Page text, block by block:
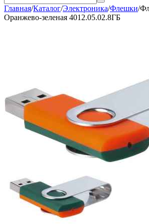
Главная/Каталог/Электроника/Флешки/
Оранжево-зеленая 4012.05.02.8ГБ